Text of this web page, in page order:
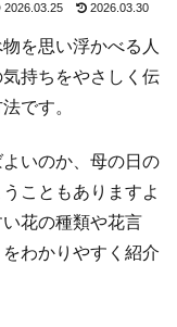
2026.03.25 2026.03.30
を思い浮かべる人
持ちをやさしく伝
です。
いのか、母の日の
こともありますよ
花の種類や花言
わかりやすく紹介